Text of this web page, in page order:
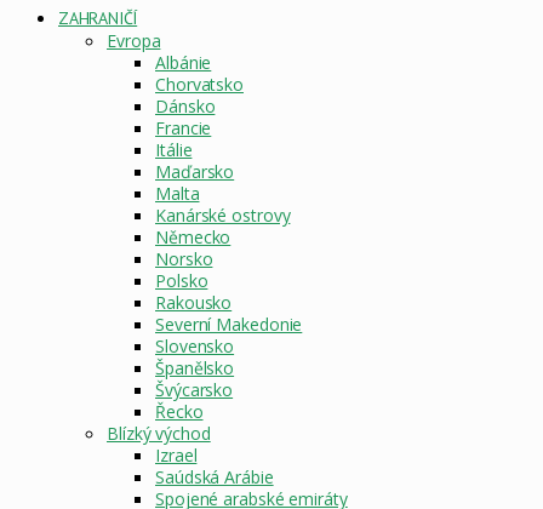
STRÁNKA
ZAHRANIČÍ
Evropa
Albánie
Chorvatsko
Dánsko
Francie
Itálie
Maďarsko
Malta
Kanárské ostrovy
Německo
Norsko
Polsko
Rakousko
Severní Makedonie
Slovensko
Španělsko
Švýcarsko
Řecko
Blízký východ
Izrael
Saúdská Arábie
Spojené arabské emiráty